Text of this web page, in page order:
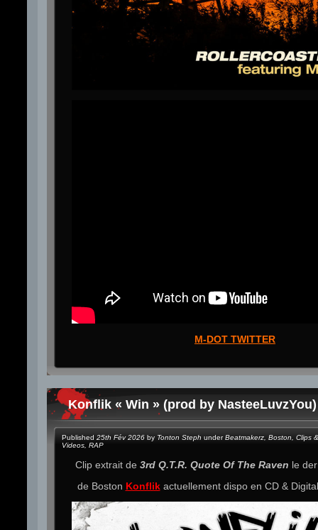
M-DOT TWITTER
Konflik « Win » (prod by
Published 25th Fév 2026 by Tonton Steph underBeatmakerz Boston
Clips &
Videos RAP
Clip extrait de 3rd Q.T.R. Quote Of The Raven le
de Boston Konflikactuellement dispo en CD &